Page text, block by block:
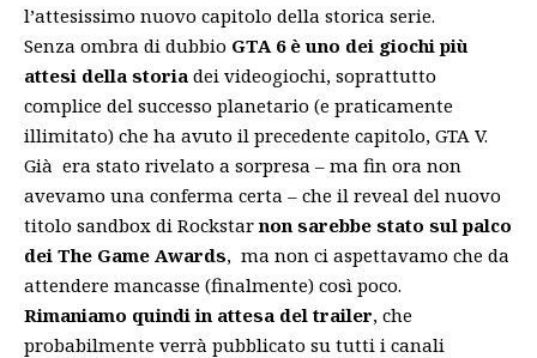
l’attesissimo nuovo capitolo della storica serie.
Senza ombra di dubbio GTA 6 è uno dei giochi più
attesi della storia dei videogiochi, soprattutto
complice del successo planetario (e praticamente
illimitato) che ha avuto il precedente capitolo, GTA V.
Già era stato rivelato a sorpresa – ma fin ora non
avevamo una conferma certa – che il reveal del nuovo
titolo sandbox di Rockstarnon sarebbe stato sul palco
dei The Game Awards, ma non ci aspettavamo che da
attendere mancasse (finalmente) così poco.
Rimaniamo quindi in attesa del trailer, che
probabilmente verrà pubblicato su tutti i canali